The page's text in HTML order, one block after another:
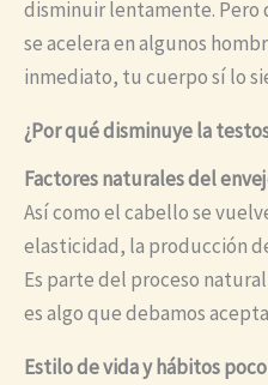
disminuir lentamente. Pero
se acelera en algunos
inmediato, tu cuerpo sí lo
¿Por qué disminuye la
Factores naturales del
Así como el cabello se
elasticidad, la producción
Es parte del proceso
es algo que debamos
Estilo de vida y hábitos